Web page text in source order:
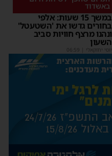
באשדוד
במשך 15 שעות: אלפי
בחורים גדשו את 'השטעטל'
ונהנו מרצף חוויות סביב
השעון
יוסי יחזקאלי 06:59